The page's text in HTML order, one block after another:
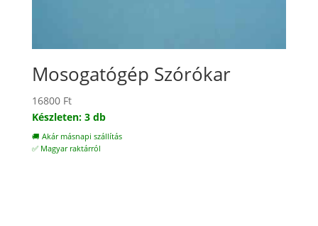
Mosogatógép Szórókar
16800 Ft
Készleten: 3 db
🚚 Akár másnapi szállítás
✅ Magyar raktárról